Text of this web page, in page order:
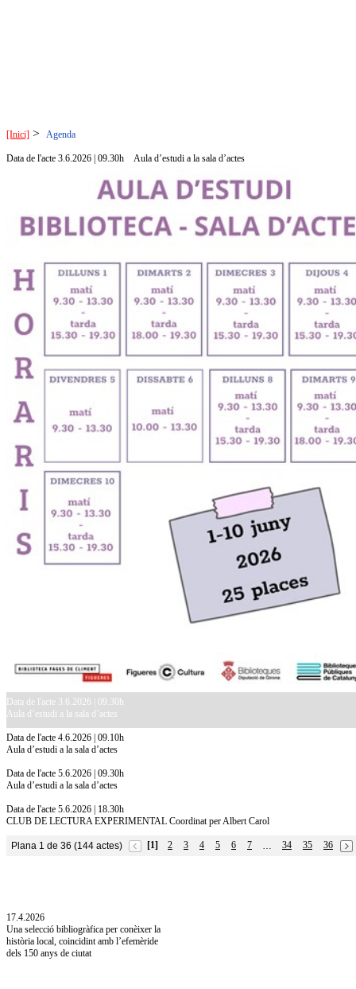
[Inici] > Agenda
Data de l'acte 3.6.2026 | 09.30h Aula d’estudi a la sala d’actes
Data de l'acte 3.6.2026 | 09.30h
Aula d’estudi a la sala d’actes
Data de l'acte 4.6.2026 | 09.10h
Aula d’estudi a la sala d’actes
Data de l'acte 5.6.2026 | 09.30h
Aula d’estudi a la sala d’actes
Data de l'acte 5.6.2026 | 18.30h
CLUB DE LECTURA EXPERIMENTAL Coordinat per Albert Carol
Plana 1 de 36 (144 actes) [1] 2 3 4 5 6 7 … 34 35
36
17.4.2026
Una selecció bibliogràfica per conèixer la
història local, coincidint amb l’efemèride
dels 150 anys de ciutat